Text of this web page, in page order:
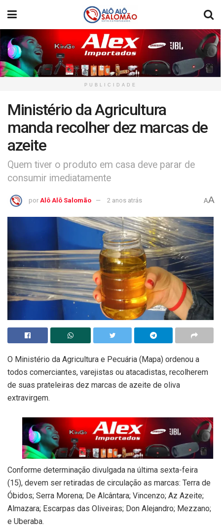
PUBLICIDADE
Ministério da Agricultura
manda recolher dez marcas de
azeite
Quem tiver o produto em casa deve parar de
consumir imediatamente
por Alô Alô Salomão 2 anos atrás AA
O Ministério da Agricultura e Pecuária (Mapa) ordenou a
todos comerciantes, varejistas ou atacadistas, recolherem
de suas prateleiras dez marcas de azeite de oliva
extravirgem.
Conforme determinação divulgada na última sexta-feira
(15), devem ser retiradas de circulação as marcas: Terra de
Óbidos; Serra Morena; De Alcântara; Vincenzo; Az Azeite;
Almazara; Escarpas das Oliveiras; Don Alejandro; Mezzano;
e Uberaba.